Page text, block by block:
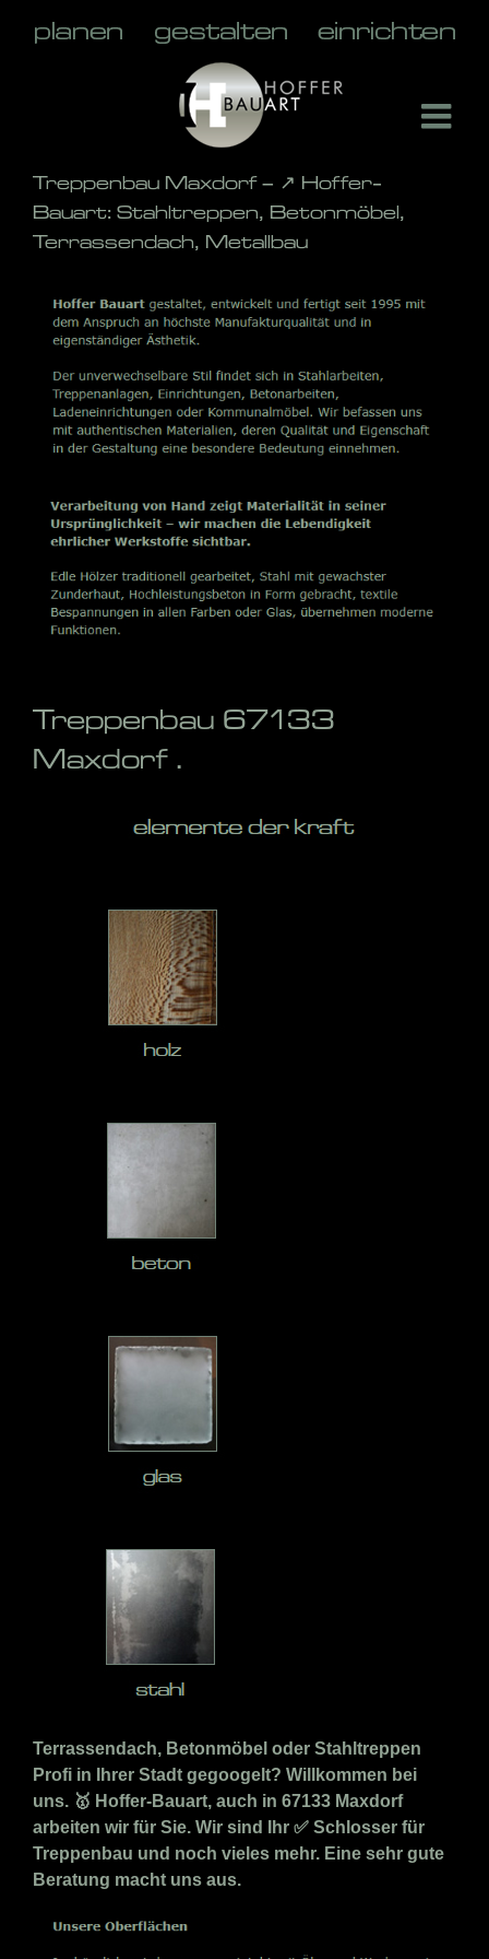
Treppenbau Maxdorf – ↗️ Hoffer-
Bauart: Stahltreppen, Betonmöbel,
Terrassendach, Metallbau
Treppenbau 67133
Maxdorf .
Terrassendach, Betonmöbel oder Stahltreppen
Profi in Ihrer Stadt gegoogelt? Willkommen bei
uns. 🥇 Hoffer-Bauart, auch in 67133 Maxdorf
arbeiten wir für Sie. Wir sind Ihr ✅ Schlosser für
Treppenbau und noch vieles mehr. Eine sehr gute
Beratung macht uns aus.